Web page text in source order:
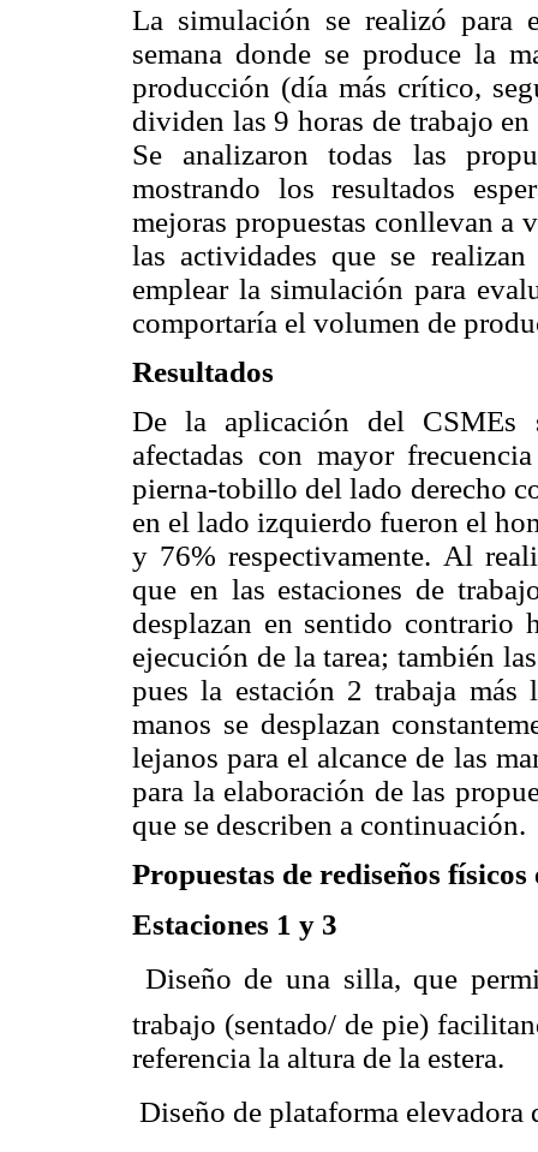
La simulación se realizó
semana donde se produce la
producción (día más crítico,
dividen las 9 horas de trabajo en
Se analizaron todas las
mostrando los resultados
mejoras propuestas conllevan a
las actividades que se
emplear la simulación para
comportaría el volumen de
Resultados
De la aplicación del CSMEs
afectadas con mayor
pierna-tobillo del lado derecho
en el lado izquierdo fueron el
y 76% respectivamente. Al
que en las estaciones de
desplazan en sentido
ejecución de la tarea; también
pues la estación 2 trabaja más
manos se desplazan
lejanos para el alcance de las
para la elaboración de las
que se describen a continuación.
Propuestas de rediseños
Estaciones 1 y 3
 Diseño de una silla, que
trabajo (sentado/ de pie)
referencia la altura de la estera.
 Diseño de plataforma